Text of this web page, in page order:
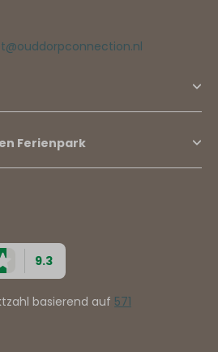
Ferienpark
9.3
basierend auf 571